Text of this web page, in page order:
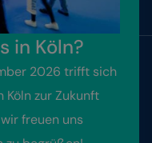
in Köln?
2026 trifft sich
zur Zukunft
freuen uns